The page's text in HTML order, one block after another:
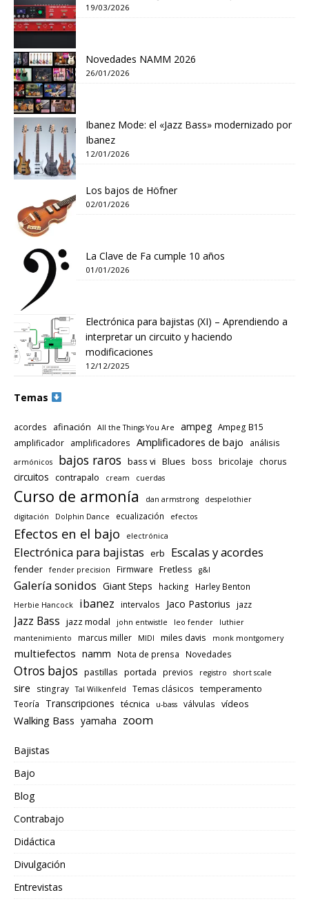
19/03/2026
Novedades NAMM 2026
26/01/2026
Ibanez Mode: el «Jazz Bass» modernizado por
Ibanez
12/01/2026
Los bajos de Höfner
02/01/2026
La Clave de Fa cumple 10 años
01/01/2026
Electrónica para bajistas (XI) – Aprendiendo a
interpretar un circuito y haciendo
modificaciones
12/12/2025
Temas
acordes afinación All the Things You Are ampeg Ampeg B15
amplificador
amplificadores Amplificadores de bajo análisis
armónicos bajos raros bass vi Blues boss bricolaje chorus
circuitos contrapalo cream cuerdas
Curso de armonía dan armstrong
despelothier
digitación
Dolphin Dance ecualización efectos
Efectos en el bajo electrónica
Electrónica para bajistas erb Escalas y acordes
fender fender precision Firmware Fretless g&l
Galería sonidos Giant Steps hacking Harley Benton
Herbie Hancock ibanez intervalos Jaco Pastorius jazz
Jazz Bass jazz modal john entwistle leo fender
luthier
mantenimiento
marcus miller MIDI miles davis monk montgomery
multiefectos namm Nota de prensa Novedades
Otros bajos pastillas portada previos registro short scale
sire stingray Tal Wilkenfeld Temas clásicos temperamento
Teoría Transcripciones técnica u-bass válvulas vídeos
Walking Bass yamaha zoom
Bajistas
Bajo
Blog
Contrabajo
Didáctica
Divulgación
Entrevistas